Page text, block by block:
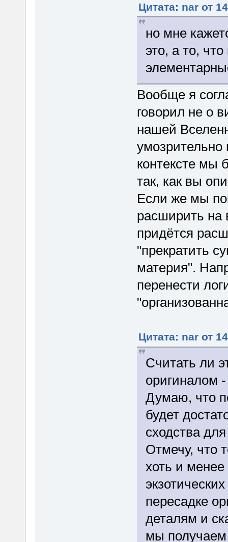
Цитата: nar от
но мне
это, а то,
Вообще я
говорил не о
нашей
контексте мы
так, как вы
Если же мы
расширить на
придётся
"прекратить
материя".
перенести
Цитата: nar от
Считать ли
оригиналом
Думаю, что
будет
сходства
Отмечу, что
хоть и
пересадке
деталям и
мы получаем